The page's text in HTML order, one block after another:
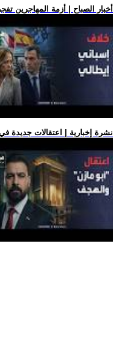
.. أخبار الصباح | أزمة المهاجرين
.. نشرة إخبارية | اعتقالات